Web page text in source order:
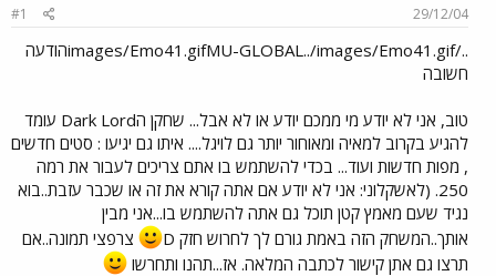
ש
ר
29/12/04
#1
../images/Emo41.gifMU-GLOBAL../images/Emo41.gifהודעה
חשובה
טוב, אני לא יודע מי ממכם יודע או לא אבל... שחקן הDark Lord עומד
להגיע בקרוב למאיה ומאוחור יותר גם לויגל.... איתו גם יגיעו : סטים חדשים
, מפות חדשות ועוד... בכדי להשתמש בו אתם צריכים לעבור את רמה
250. (לאשקלוני: אני לא יודע אם אתה קורא את זה או שכבר עזבת..בוא
נגיד שעם מאמץ קטן תוכל גם אתה להשתמש בו...אני מבין
אותך..המשחק הזה באמת גורם לך לחרוש חזק D
צרפצי תמונה..אם
תרצו גם אתן קישור לכתבה המלאה. אז...תהנו ותחרשו